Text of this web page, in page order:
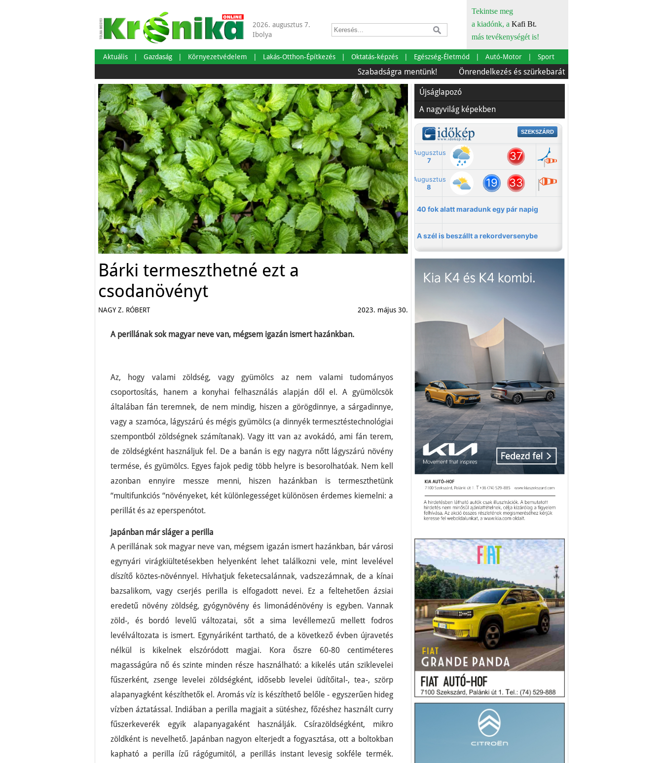
2026. augusztus 7.
Ibolya
Tekintse meg
a kiadónk, a Kafi Bt.
más tevékenységét is!
Aktuális Gazdaság Környezetvédelem Lakás-Otthon-Építkezés Oktatás-képzés Egészség-Életmód Autó-Motor Sport
Szabadságra mentünk! Önrendelkezés és szürkebarát Európára is szabták
Bárki termeszthetné ezt a
csodanövényt
NAGY Z. RÓBERT 2023. május 30.
A perillának sok magyar neve van, mégsem igazán ismert hazánkban.
Az, hogy valami zöldség, vagy gyümölcs az nem valami tudományos
csoportosítás, hanem a konyhai felhasználás alapján dől el. A gyümölcsök
általában fán teremnek, de nem mindig, hiszen a görögdinnye, a sárgadinnye,
vagy a szamóca, lágyszárú és mégis gyümölcs (a dinnyék termesztéstechnológiai
szempontból zöldségnek számítanak). Vagy itt van az avokádó, ami fán terem,
de zöldségként használjuk fel. De a banán is egy nagyra nőtt lágyszárú növény
termése, és gyümölcs. Egyes fajok pedig több helyre is besorolhatóak. Nem kell
azonban ennyire messze menni, hiszen hazánkban is termeszthetünk
“multifunkciós “növényeket, két különlegességet különösen érdemes kiemelni: a
perillát és az eperspenótot.
Japánban már sláger a perilla
A perillának sok magyar neve van, mégsem igazán ismert hazánkban, bár városi
egynyári virágkiültetésekben helyenként lehet találkozni vele, mint levelével
díszítő köztes-növénnyel. Hívhatjuk feketecsalánnak, vadszezámnak, de a kínai
bazsalikom, vagy cserjés perilla is elfogadott nevei. Ez a feltehetően ázsiai
eredetű növény zöldség, gyógynövény és limonádénövény is egyben. Vannak
zöld-, és bordó levelű változatai, sőt a sima levéllemezű mellett fodros
levélváltozata is ismert. Egynyáriként tartható, de a következő évben újravetés
nélkül is kikelnek elszóródott magjai. Kora őszre 60-80 centiméteres
magasságúra nő és szinte minden része használható: a kikelés után sziklevelei
fűszerként, zsenge levelei zöldségként, idősebb levelei üdítőital-, tea-, szörp
alapanyagként készíthetők el. Aromás víz is készíthető belőle - egyszerűen hideg
vízben áztatással. Indiában a perilla magjait a sütéshez, főzéshez használt curry
fűszerkeverék egyik alapanyagaként használják. Csírazöldségként, mikro
zöldként is nevelhető. Japánban nagyon elterjedt a fogyasztása, ott a boltokban
kapható a perilla ízű rágógumitól, a perillás instant levesig sokféle termék.
Újságlapozó
A nagyvilág képekben